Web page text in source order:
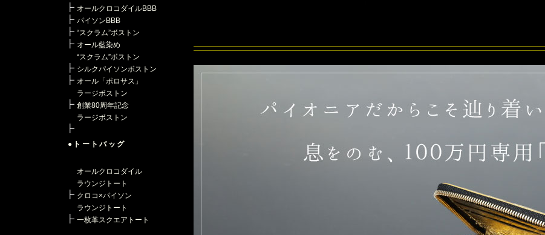
オールクロコダイルBBB
パイソンBBB
“スクラム”ボストン
オール藍染め
“スクラム”ボストン
シルクパイソンボストン
オール「ポロサス」
ラージボストン
創業80周年記念
ラージボストン
●トートバッグ
オールクロコダイル
ラウンジトート
クロコ×パイソン
ラウンジトート
一枚革スクエアトート